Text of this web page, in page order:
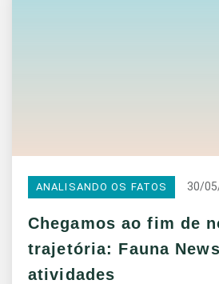
ANALISANDO OS FATOS 30/
Chegamos ao fim de
trajetória: Fauna
atividades